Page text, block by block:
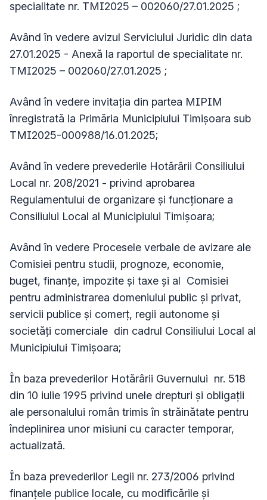
specialitate nr. TMI2025 – 002060/27.01.2025 ;
Având în vedere avizul Serviciului Juridic din data
27.01.2025 - Anexă la raportul de specialitate nr.
TMI2025 – 002060/27.01.2025 ;
Având în vedere invitația din partea MIPIM
înregistrată la Primăria Municipiului Timişoara sub
TMI2025-000988/16.01.2025;
Având în vedere prevederile Hotărârii Consiliului
Local nr. 208/2021 - privind aprobarea
Regulamentului de organizare și funcționare a
Consiliului Local al Municipiului Timișoara;
Având în vedere Procesele verbale de avizare ale
Comisiei pentru studii, prognoze, economie,
buget, finanțe, impozite și taxe și al Comisiei
pentru administrarea domeniului public și privat,
servicii publice și comerț, regii autonome și
societăți comerciale din cadrul Consiliului Local al
Municipiului Timișoara;
În baza prevederilor Hotărârii Guvernului nr. 518
din 10 iulie 1995 privind unele drepturi şi obligaţii
ale personalului român trimis în străinătate pentru
îndeplinirea unor misiuni cu caracter temporar,
actualizată.
În baza prevederilor Legii nr. 273/2006 privind
finanţele publice locale, cu modificările şi